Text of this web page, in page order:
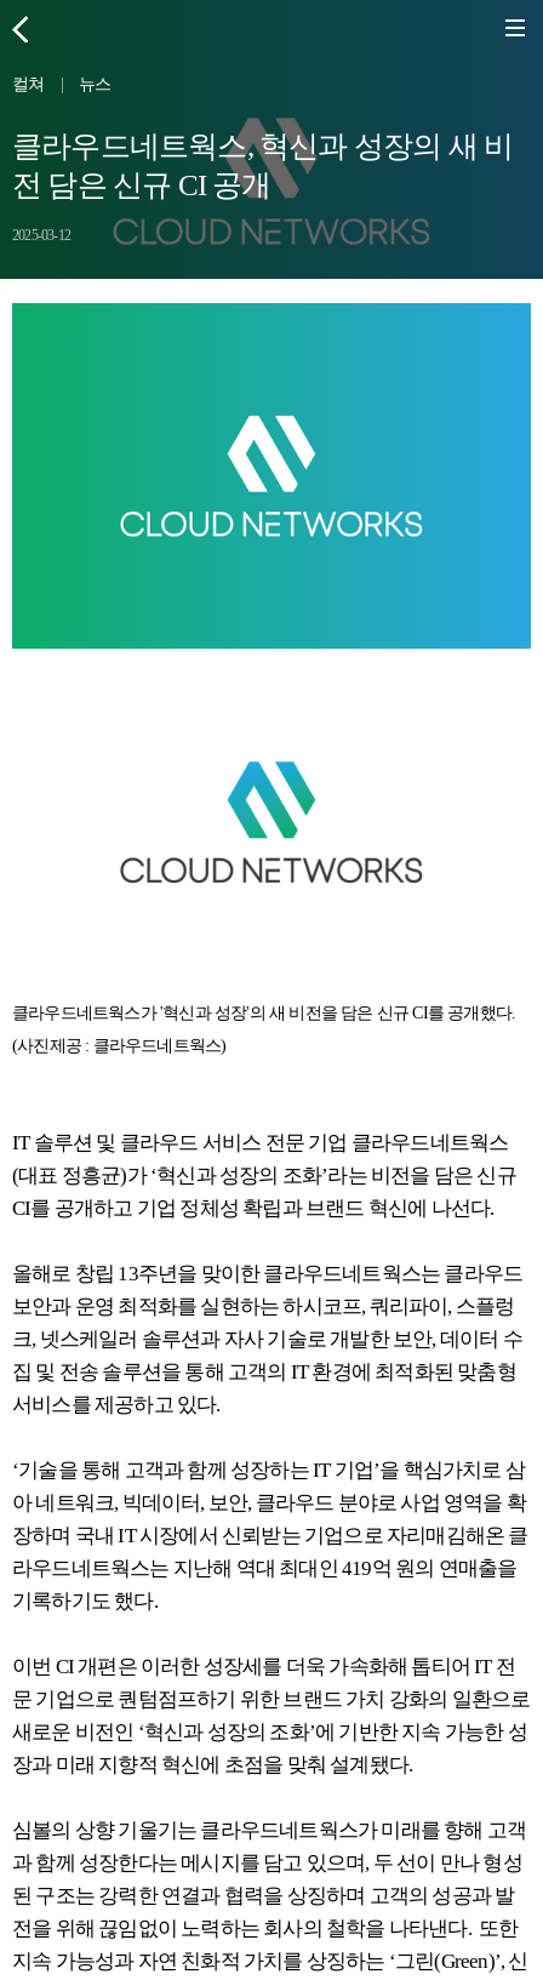
컬쳐 뉴스
클라우드네트웍스, 혁신과 성장의 새 비
전 담은 신규 CI 공개
2025-03-12
클라우드네트웍스가 '혁신과 성장'의 새 비전을 담은 신규 CI를 공개했다.
(사진제공 : 클라우드네트웍스)
IT 솔루션 및 클라우드 서비스 전문 기업 클라우드네트웍스
(대표 정흥균)가 ‘혁신과 성장의 조화’라는 비전을 담은 신규
CI를 공개하고 기업 정체성 확립과 브랜드 혁신에 나선다.
올해로 창립 13주년을 맞이한 클라우드네트웍스는 클라우드
보안과 운영 최적화를 실현하는 하시코프, 쿼리파이, 스플렁
크, 넷스케일러 솔루션과 자사 기술로 개발한 보안, 데이터 수
집 및 전송 솔루션을 통해 고객의 IT 환경에 최적화된 맞춤형
서비스를 제공하고 있다.
‘기술을 통해 고객과 함께 성장하는 IT 기업’을 핵심가치로 삼
아 네트워크, 빅데이터, 보안, 클라우드 분야로 사업 영역을 확
장하며 국내 IT 시장에서 신뢰받는 기업으로 자리매김해온 클
라우드네트웍스는 지난해 역대 최대인 419억 원의 연매출을
기록하기도 했다.
이번 CI 개편은 이러한 성장세를 더욱 가속화해 톱티어 IT 전
문 기업으로 퀀텀점프하기 위한 브랜드 가치 강화의 일환으로
새로운 비전인 ‘혁신과 성장의 조화’에 기반한 지속 가능한 성
장과 미래 지향적 혁신에 초점을 맞춰 설계됐다.
심볼의 상향 기울기는 클라우드네트웍스가 미래를 향해 고객
과 함께 성장한다는 메시지를 담고 있으며, 두 선이 만나 형성
된 구조는 강력한 연결과 협력을 상징하며 고객의 성공과 발
전을 위해 끊임없이 노력하는 회사의 철학을 나타낸다. 또한
지속 가능성과 자연 친화적 가치를 상징하는 ‘그린(Green)’, 신